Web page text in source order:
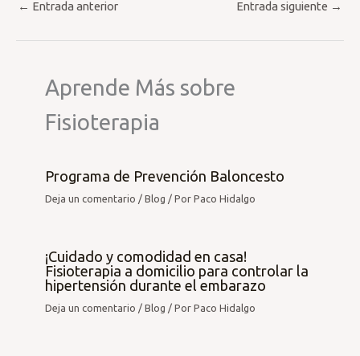
← Entrada anterior Entrada siguiente →
Aprende Más sobre
Fisioterapia
Programa de Prevención Baloncesto
Deja un comentario /Blog / PorPaco Hidalgo
¡Cuidado y comodidad en casa!
Fisioterapia a domicilio para controlar la
hipertensión durante el embarazo
Deja un comentario /Blog / PorPaco Hidalgo